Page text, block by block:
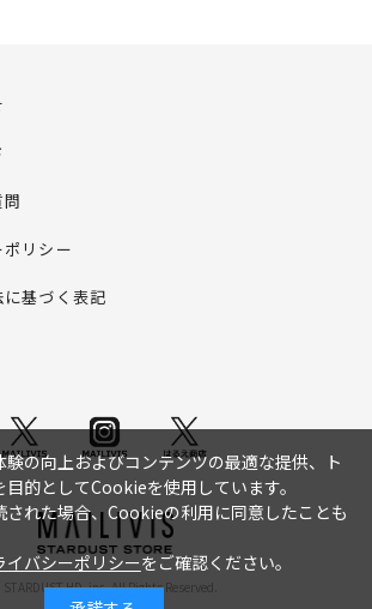
リシー
基づく表記
HD. inc. All Rights Reserved.
の向上およびコンテンツの最適な提供、ト
的としてCookieを使用しています。
された場合、Cookieの利用に同意したことも
イバシーポリシーをご確認ください。